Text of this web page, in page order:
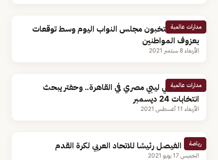
مدارات عالمية
المغاربة ينتخبون مجلس النواب اليوم وسط توقعات
بعزوف المواطنين
الأربعاء 8 سبتمبر 2021
مدارات عالمية
لقاء أمريكي ليبي مصري في القاهرة.. وحفتر يبحث
انتخابات 24 ديسمبر
الأربعاء 11 أغسطس 2021
رياضة
تزكية الفيصل رئيسًا للاتحاد العربي لكرة القدم
الخميس 17 يونيو 2021